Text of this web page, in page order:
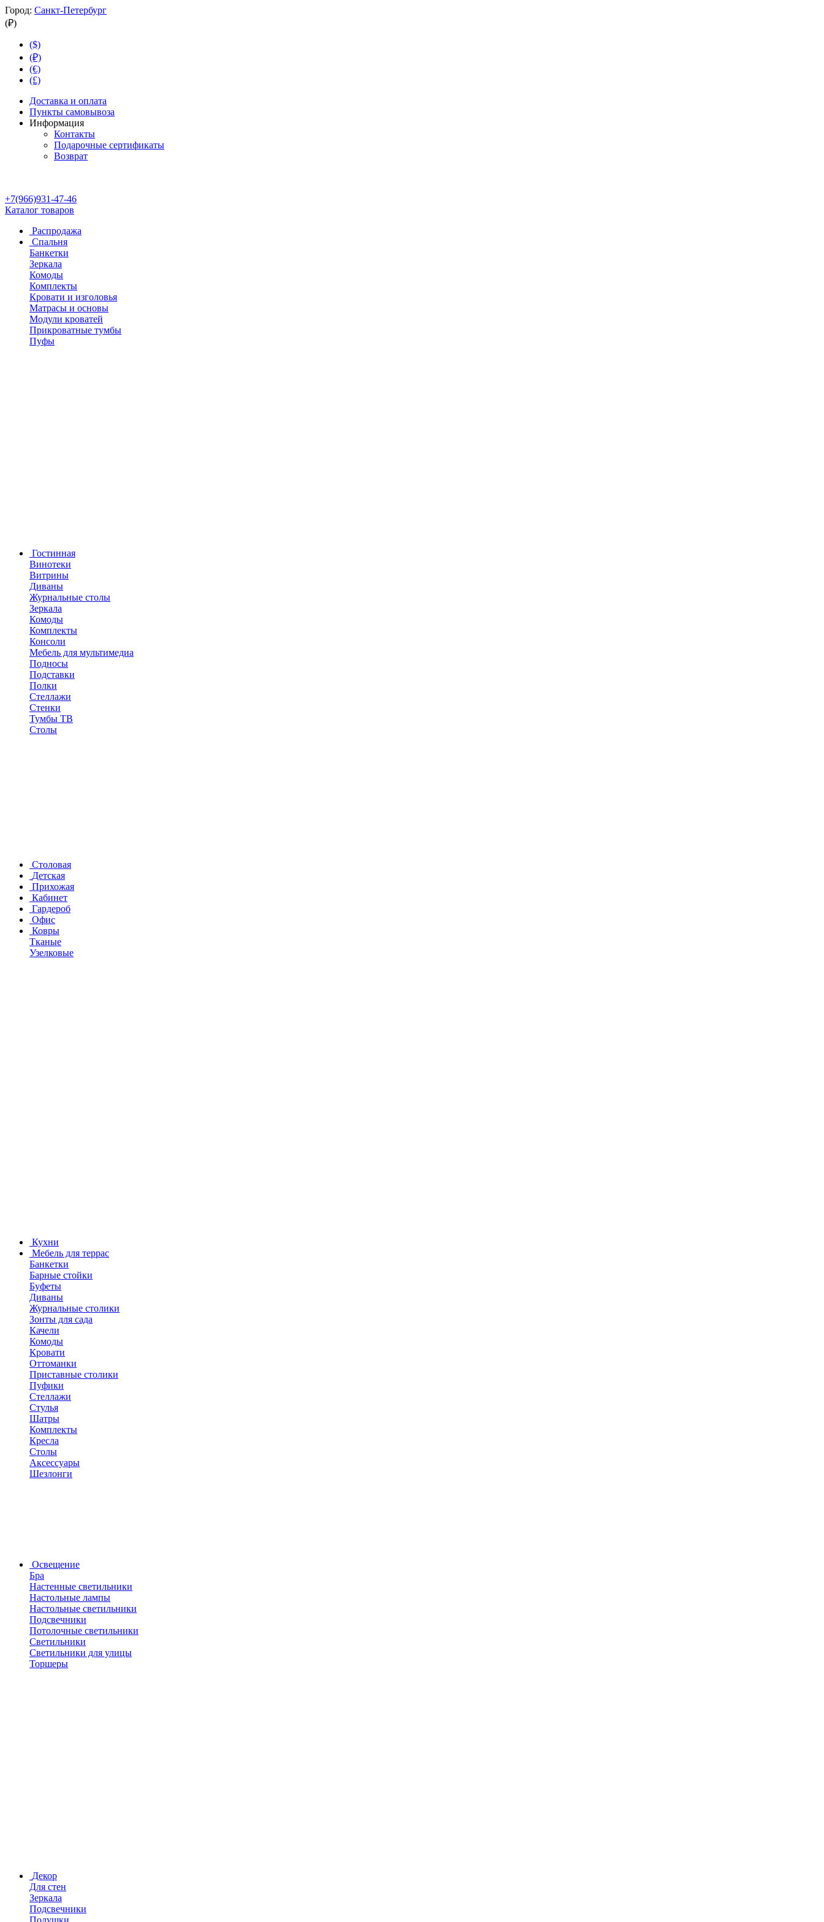
Город: Санкт-Петербург
(₽)
($)
(₽)
(€)
(£)
Доставка и оплата
Пункты самовывоза
Информация
Контакты
Подарочные сертификаты
Возврат
+7(966)931-47-46
Каталог товаров
Распродажа
Спальня
Банкетки
Зеркала
Комоды
Комплекты
Кровати и изголовья
Матрасы и основы
Модули кроватей
Прикроватные тумбы
Пуфы
Гостинная
Винотеки
Витрины
Диваны
Журнальные столы
Зеркала
Комоды
Комплекты
Консоли
Мебель для мультимедиа
Подносы
Подставки
Полки
Стеллажи
Стенки
Тумбы ТВ
Столы
Столовая
Детская
Прихожая
Кабинет
Гардероб
Офис
Ковры
Тканые
Узелковые
Кухни
Мебель для террас
Банкетки
Барные стойки
Буфеты
Диваны
Журнальные столики
Зонты для сада
Качели
Комоды
Кровати
Оттоманки
Приставные столики
Пуфики
Стеллажи
Стулья
Шатры
Комплекты
Кресла
Столы
Аксессуары
Шезлонги
Освещение
Бра
Настенные светильники
Настольные лампы
Настольные светильники
Подсвечники
Потолочные светильники
Светильники
Светильники для улицы
Торшеры
Декор
Для стен
Зеркала
Подсвечники
Подушки